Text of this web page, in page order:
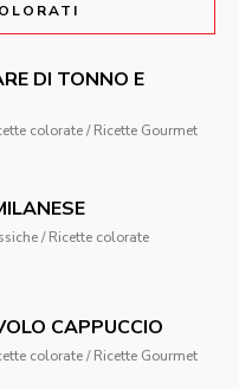
DI TONNO E
colorate / Ricette Gourmet
/ Ricette colorate
CAPPUCCIO
colorate / Ricette Gourmet